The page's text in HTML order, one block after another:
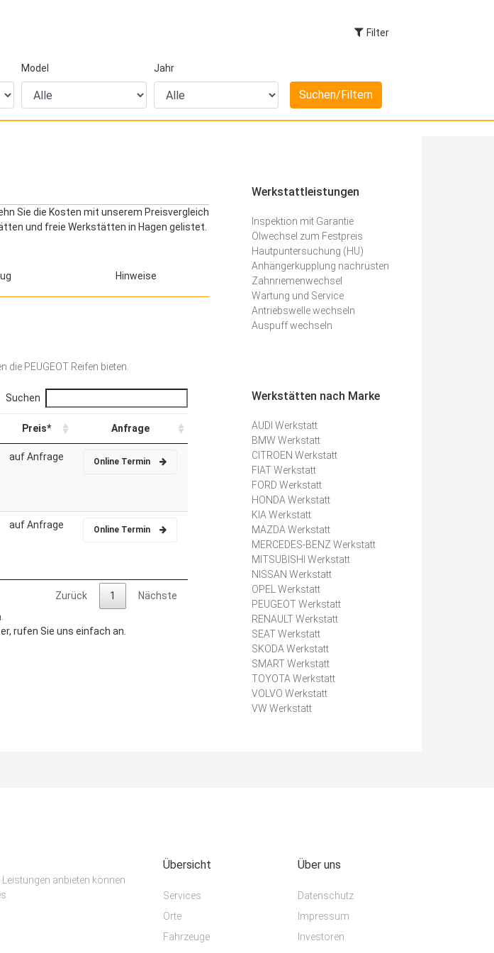
Filter
Model Jahr
Sie die Kosten mit unserem Preisvergleich
und freie Werkstätten in Hagen gelistet.
Hinweise
PEUGEOT Reifen bieten.
Suchen
Preis* Anfrage
auf Anfrage Online Termin
auf Anfrage Online Termin
Zurück 1 Nächste
rufen Sie uns einfach an.
Werkstattleistungen
Inspektion mit Garantie
Ölwechsel zum Festpreis
Hautpuntersuchung (HU)
Anhängerkupplung nachrüsten
Zahnriemenwechsel
Wartung und Service
Antriebswelle wechseln
Auspuff wechseln
Werkstätten nach Marke
AUDI Werkstatt
BMW Werkstatt
CITROEN Werkstatt
FIAT Werkstatt
FORD Werkstatt
HONDA Werkstatt
KIA Werkstatt
MAZDA Werkstatt
MERCEDES-BENZ Werkstatt
MITSUBISHI Werkstatt
NISSAN Werkstatt
OPEL Werkstatt
PEUGEOT Werkstatt
RENAULT Werkstatt
SEAT Werkstatt
SKODA Werkstatt
SMART Werkstatt
TOYOTA Werkstatt
VOLVO Werkstatt
VW Werkstatt
anbieten können.
Übersicht
Services
Orte
Fahrzeuge
Über uns
Datenschutz
Impressum
Investoren